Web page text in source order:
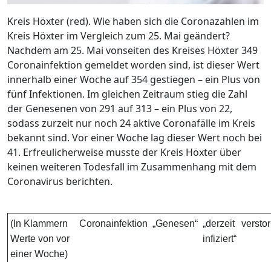
Kreis Höxter (red). Wie haben sich die Coronazahlen im
Kreis Höxter im Vergleich zum 25. Mai geändert?
Nachdem am 25. Mai vonseiten des Kreises Höxter 349
Coronainfektion gemeldet worden sind, ist dieser Wert
innerhalb einer Woche auf 354 gestiegen – ein Plus von
fünf Infektionen. Im gleichen Zeitraum stieg die Zahl
der Genesenen von 291 auf 313 – ein Plus von 22,
sodass zurzeit nur noch 24 aktive Coronafälle im Kreis
bekannt sind. Vor einer Woche lag dieser Wert noch bei
41. Erfreulicherweise musste der Kreis Höxter über
keinen weiteren Todesfall im Zusammenhang mit dem
Coronavirus berichten.
(In Klammern
Werte von vor
einer Woche)
Coronainfektion „Genesen“ „derzeit
infiziert“